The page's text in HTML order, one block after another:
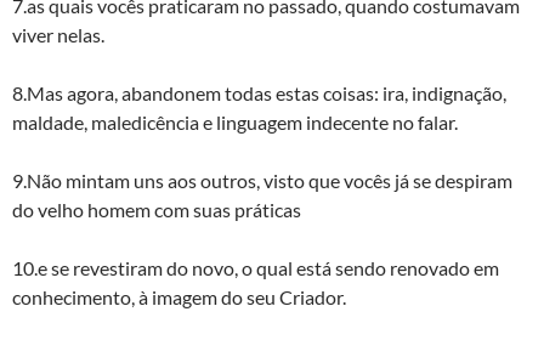
7.as quais vocês praticaram no passado, quando costumavam
viver nelas.
8.Mas agora, abandonem todas estas coisas: ira, indignação,
maldade, maledicência e linguagem indecente no falar.
9.Não mintam uns aos outros, visto que vocês já se despiram
do velho homem com suas práticas
10.e se revestiram do novo, o qual está sendo renovado em
conhecimento, à imagem do seu Criador.